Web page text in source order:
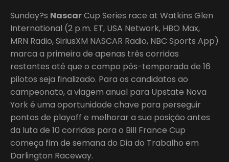
Sunday?s NascarCup Series race at Watkins Glen
International (2 p.m. ET, USA Network, HBO Max,
MRN Radio, SiriusXM NASCAR Radio, NBC Sports App)
marca a primeira de apenas três corridas
restantes até que o campo pós-temporada de 16
pilotos seja finalizado. Para os candidatos ao
campeonato, a viagem anual para Upstate Nova
York é uma oportunidade chave para perseguir
pontos de playoff e melhorar a sua posição antes
da luta de 10 corridas para o Bill France Cup
começa fim de semana do Dia do Trabalho em
Darlington Raceway.